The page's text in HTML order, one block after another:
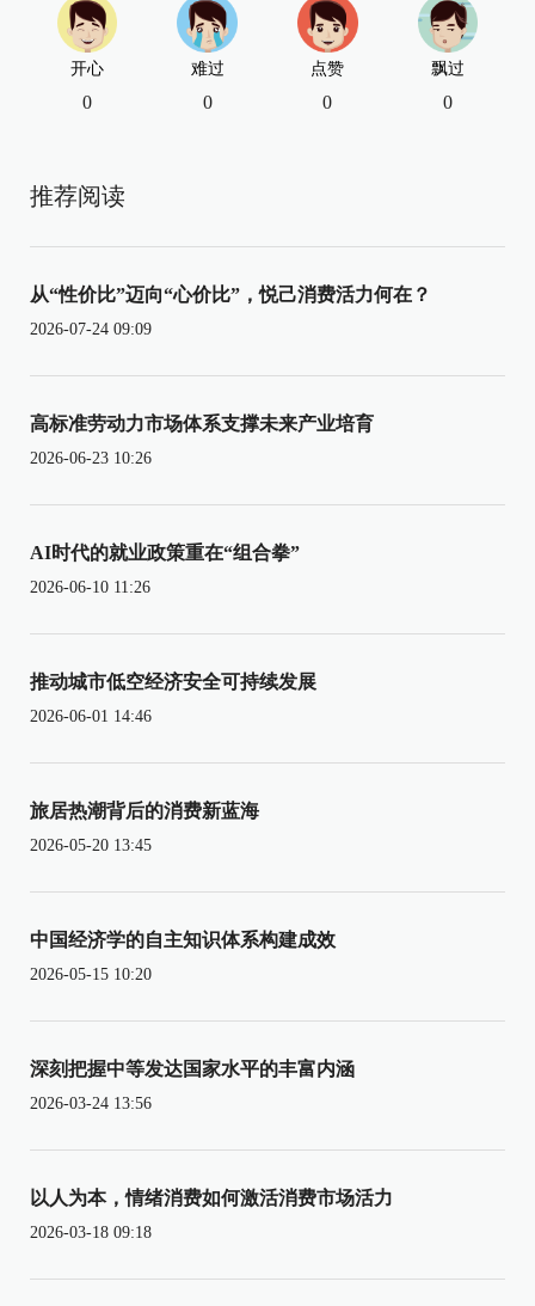
开心
0
难过
0
点赞
0
飘过
0
推荐阅读
从“性价比”迈向“心价比”，悦己消费活力何在？
2026-07-24 09:09
高标准劳动力市场体系支撑未来产业培育
2026-06-23 10:26
AI时代的就业政策重在“组合拳”
2026-06-10 11:26
推动城市低空经济安全可持续发展
2026-06-01 14:46
旅居热潮背后的消费新蓝海
2026-05-20 13:45
中国经济学的自主知识体系构建成效
2026-05-15 10:20
深刻把握中等发达国家水平的丰富内涵
2026-03-24 13:56
以人为本，情绪消费如何激活消费市场活力
2026-03-18 09:18